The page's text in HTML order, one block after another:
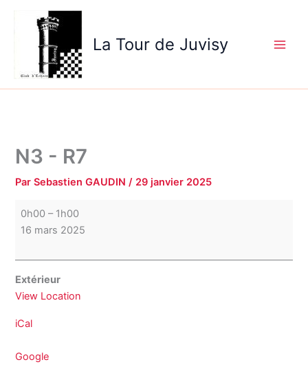
La Tour de Juvisy
N3 - R7
ParSebastien GAUDIN/ 29 janvier 2025
0h00 – 1h00
16 mars 2025
Extérieur
View Location
iCal
Google